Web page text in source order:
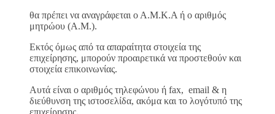
θα πρέπει να αναγράφεται ο Α.Μ.Κ.Α ή ο αριθμός
μητρώου (Α.Μ.).
Εκτός όμως από τα απαραίτητα στοιχεία της
επιχείρησης, μπορούν προαιρετικά να προστεθούν και
στοιχεία επικοινωνίας.
Αυτά είναι ο αριθμός τηλεφώνου ή fax, email & η
διεύθυνση της ιστοσελίδα, ακόμα και το λογότυπό της
επιχείρησης.